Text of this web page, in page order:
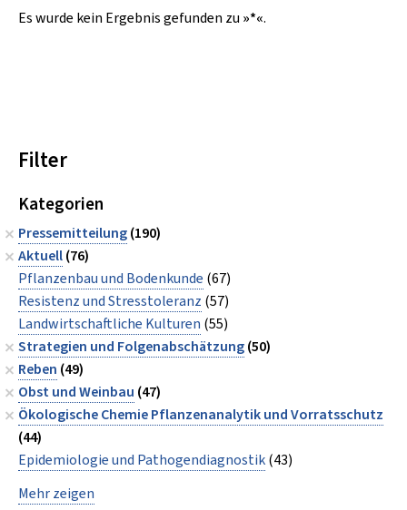
Es wurde kein Ergebnis gefunden zu »*«.
Filter
Kategorien
Pressemitteilung(190)
Aktuell(76)
Pflanzenbau und Bodenkunde (67)
Resistenz und Stresstoleranz (57)
Landwirtschaftliche Kulturen (55)
Strategien und Folgenabschätzung(50)
Reben (49)
Obst und Weinbau (47)
Ökologische Chemie Pflanzenanalytik und Vorratsschutz
(44)
Epidemiologie und Pathogendiagnostik(43)
Mehr zeigen